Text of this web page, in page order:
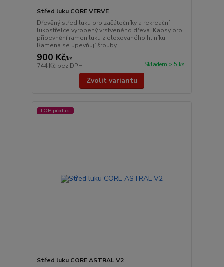
Střed luku CORE VERVE
Dřevěný střed luku pro začátečníky a rekreační
lukostřelce vyrobený vrstveného dřeva. Kapsy pro
připevnění ramen luku z eloxovaného hliníku.
Ramena se upevňují šrouby.
900 Kč/ks
744 Kč bez DPH Skladem > 5 ks
Zvolit variantu
TOP produkt
Střed luku CORE ASTRAL V2